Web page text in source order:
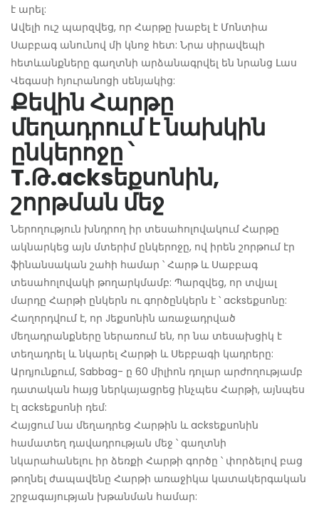
է արել:
Ավելի ուշ պարզվեց, որ Հարթը խաբել է Մոնտիա
Սաբբագ անունով մի կնոջ հետ: Նրա սիրավեպի
հետևանքները գաղտնի արձանագրվել են նրանց Լաս
Վեգասի հյուրանոցի սենյակից:
Քեվին Հարթը
մեղադրում է նախկին
ընկերոջը ՝
T.Թ.acksեքսոնին,
շորթման մեջ
Ներողություն խնդրող իր տեսահոլովակում Հարթը
ակնարկեց այն մտերիմ ընկերոջը, ով իրեն շորթում էր
ֆինանսական շահի համար ՝ Հարթ և Սաբբագ
տեսահոլովակի թողարկմամբ: Պարզվեց, որ տվյալ
մարդը Հարթի ընկերն ու գործընկերն է ՝ acksեքսոնը:
Հաղորդվում է, որ Jեքսոնին առաջադրված
մեղադրանքները ներառում են, որ նա տեսախցիկ է
տեղադրել և նկարել Հարթի և Սեբբագի կադրերը:
Արդյունքում, Sabbag- ը 60 միլիոն դոլար արժողությամբ
դատական ​​հայց ներկայացրեց ինչպես Հարթի, այնպես
էլ acksեքսոնի դեմ:
Հայցում նա մեղադրեց Հարթին և acksեքսոնին
համատեղ դավադրության մեջ ՝ գաղտնի
նկարահանելու իր ձեռքի Հարթի գործը ՝ փորձելով բաց
թողնել ժապավենը Հարթի առաջիկա կատակերգական
շրջագայության խթանման համար: